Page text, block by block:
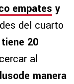
empates y
del cuarto
20
al
manera